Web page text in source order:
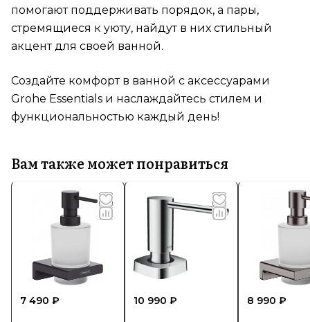
помогают поддерживать порядок, а пары,
стремящиеся к уюту, найдут в них стильный
акцент для своей ванной.
Создайте комфорт в ванной с аксессуарами
Grohe Essentials и наслаждайтесь стилем и
функциональностью каждый день!
Вам также может понравиться
7 490 ₽ 10 990 ₽ 8 990 ₽